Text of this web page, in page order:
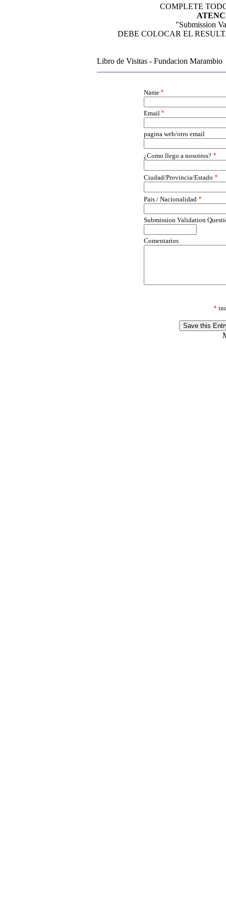
COMPLETE
"Submission
DEBE COLOCAR EL
Libro de Visitas - Fundacion Marambio
Name *
Email *
pagina web/otro email
¿Como llego a nosotros? *
Ciudad/Provincia/Estado *
Pais / Nacionalidad *
Submission Validation
Comentarios
*